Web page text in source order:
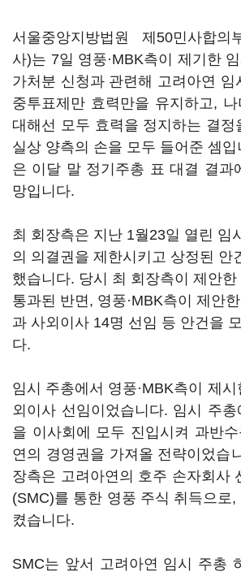
서울중앙지방법원 제50민사합의
사)는 7일 영풍·MBK측이 제기한
가처분 신청과 관련해 고려아연 임
중투표제만 효력만을 유지하고, 나
대해선 모두 효력을 정지하는 결
실상 양측의 손을 모두 들어준 셈
은 이달 말 정기주총 표 대결 결과
망입니다.
최 회장측은 지난 1월23일 열린 임
의 의결권을 제한시키고 상정된 안
했습니다. 당시 최 회장측이 제안한
통과된 반면, 영풍·MBK측이 제안
과 사외이사 14명 선임 등 안건을
다.
임시 주총에서 영풍·MBK측이 제
외이사 선임이었습니다. 임시 주
을 이사회에 모두 진입시켜 과반
연의 경영권을 가져올 전략이었습
장측은 고려아연의 호주 손자회사
(SMC)를 통한 영풍 주식 취득으로,
켰습니다.
SMC는 앞서 고려아연 임시 주총